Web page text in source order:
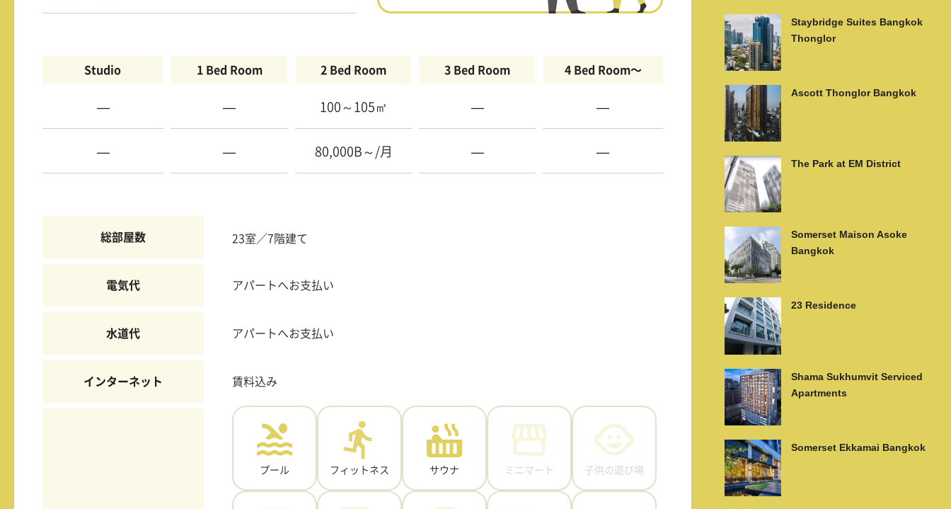
Studio 1 Bed Room 2 Bed Room 3 Bed Room 4 Bed Room〜
— — 100～105㎡ — —
— — 80,000B～/月 — —
総部屋数 23室／7階建て
電気代 アパートへお支払い
水道代 アパートへお支払い
インターネット 賃料込み
プール フィットネス サウナ ミニマート 子供の遊び場
Staybridge Suites Bangkok
Thonglor
Ascott Thonglor Bangkok
The Park at EM District
Somerset Maison Asoke
Bangkok
23 Residence
Shama Sukhumvit Serviced
Apartments
Somerset Ekkamai Bangkok